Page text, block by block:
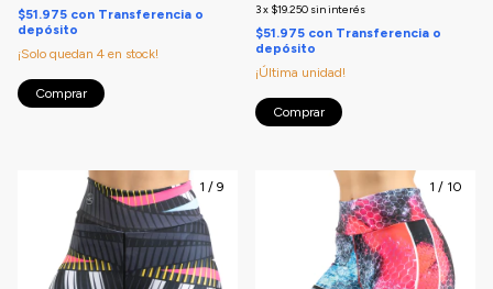
$51.975 con Transferencia o
depósito
¡Solo quedan 4 en stock!
Comprar
3x $19.250 sin interés
$51.975 con Transferencia o
depósito
¡Última unidad!
Comprar
1 / 9 1 / 10